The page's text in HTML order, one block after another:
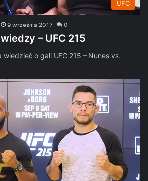
UFC
9 września 2017 0
– UFC 215
o gali UFC 215 – Nunes vs.